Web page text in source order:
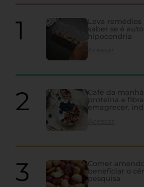
Leva remédios
saber se é
hipocondria
Café da
proteína e
emagrecer,
Comer
beneficiar o
pesquisa